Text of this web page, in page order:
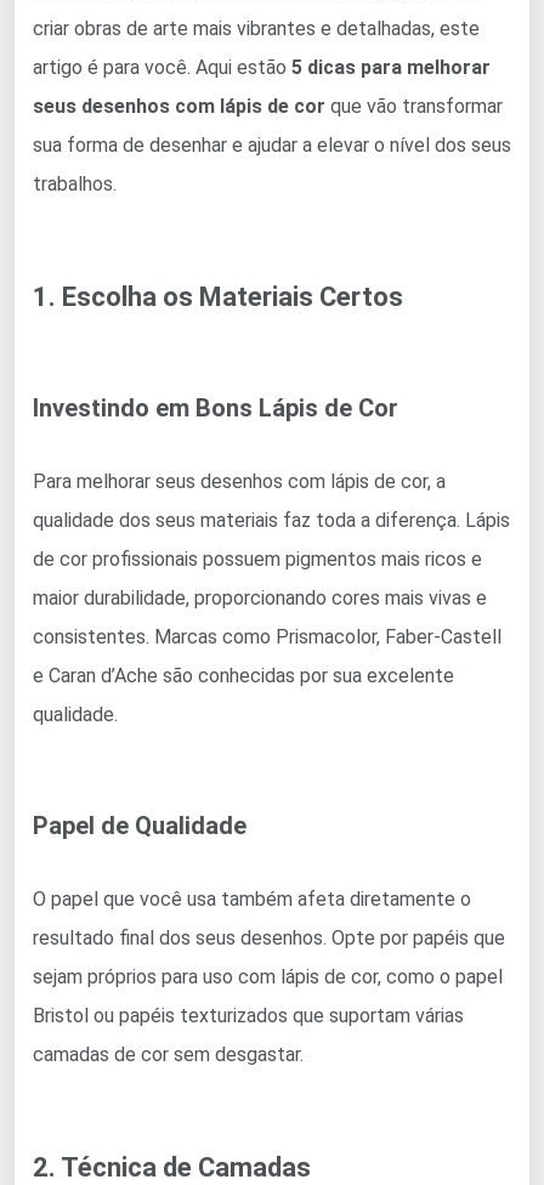
criar obras de arte mais vibrantes e detalhadas, este
artigo é para você. Aqui estão 5 dicas para melhorar
seus desenhos com lápis de cor que vão transformar
sua forma de desenhar e ajudar a elevar o nível dos seus
trabalhos.
1. Escolha os Materiais Certos
Investindo em Bons Lápis de Cor
Para melhorar seus desenhos com lápis de cor, a
qualidade dos seus materiais faz toda a diferença. Lápis
de cor profissionais possuem pigmentos mais ricos e
maior durabilidade, proporcionando cores mais vivas e
consistentes. Marcas como Prismacolor, Faber-Castell
e Caran d’Ache são conhecidas por sua excelente
qualidade.
Papel de Qualidade
O papel que você usa também afeta diretamente o
resultado final dos seus desenhos. Opte por papéis que
sejam próprios para uso com lápis de cor, como o papel
Bristol ou papéis texturizados que suportam várias
camadas de cor sem desgastar.
2. Técnica de Camadas